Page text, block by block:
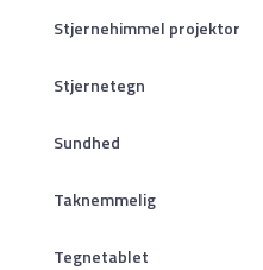
Stjernehimmel projektor
Stjernetegn
Sundhed
Taknemmelig
Tegnetablet